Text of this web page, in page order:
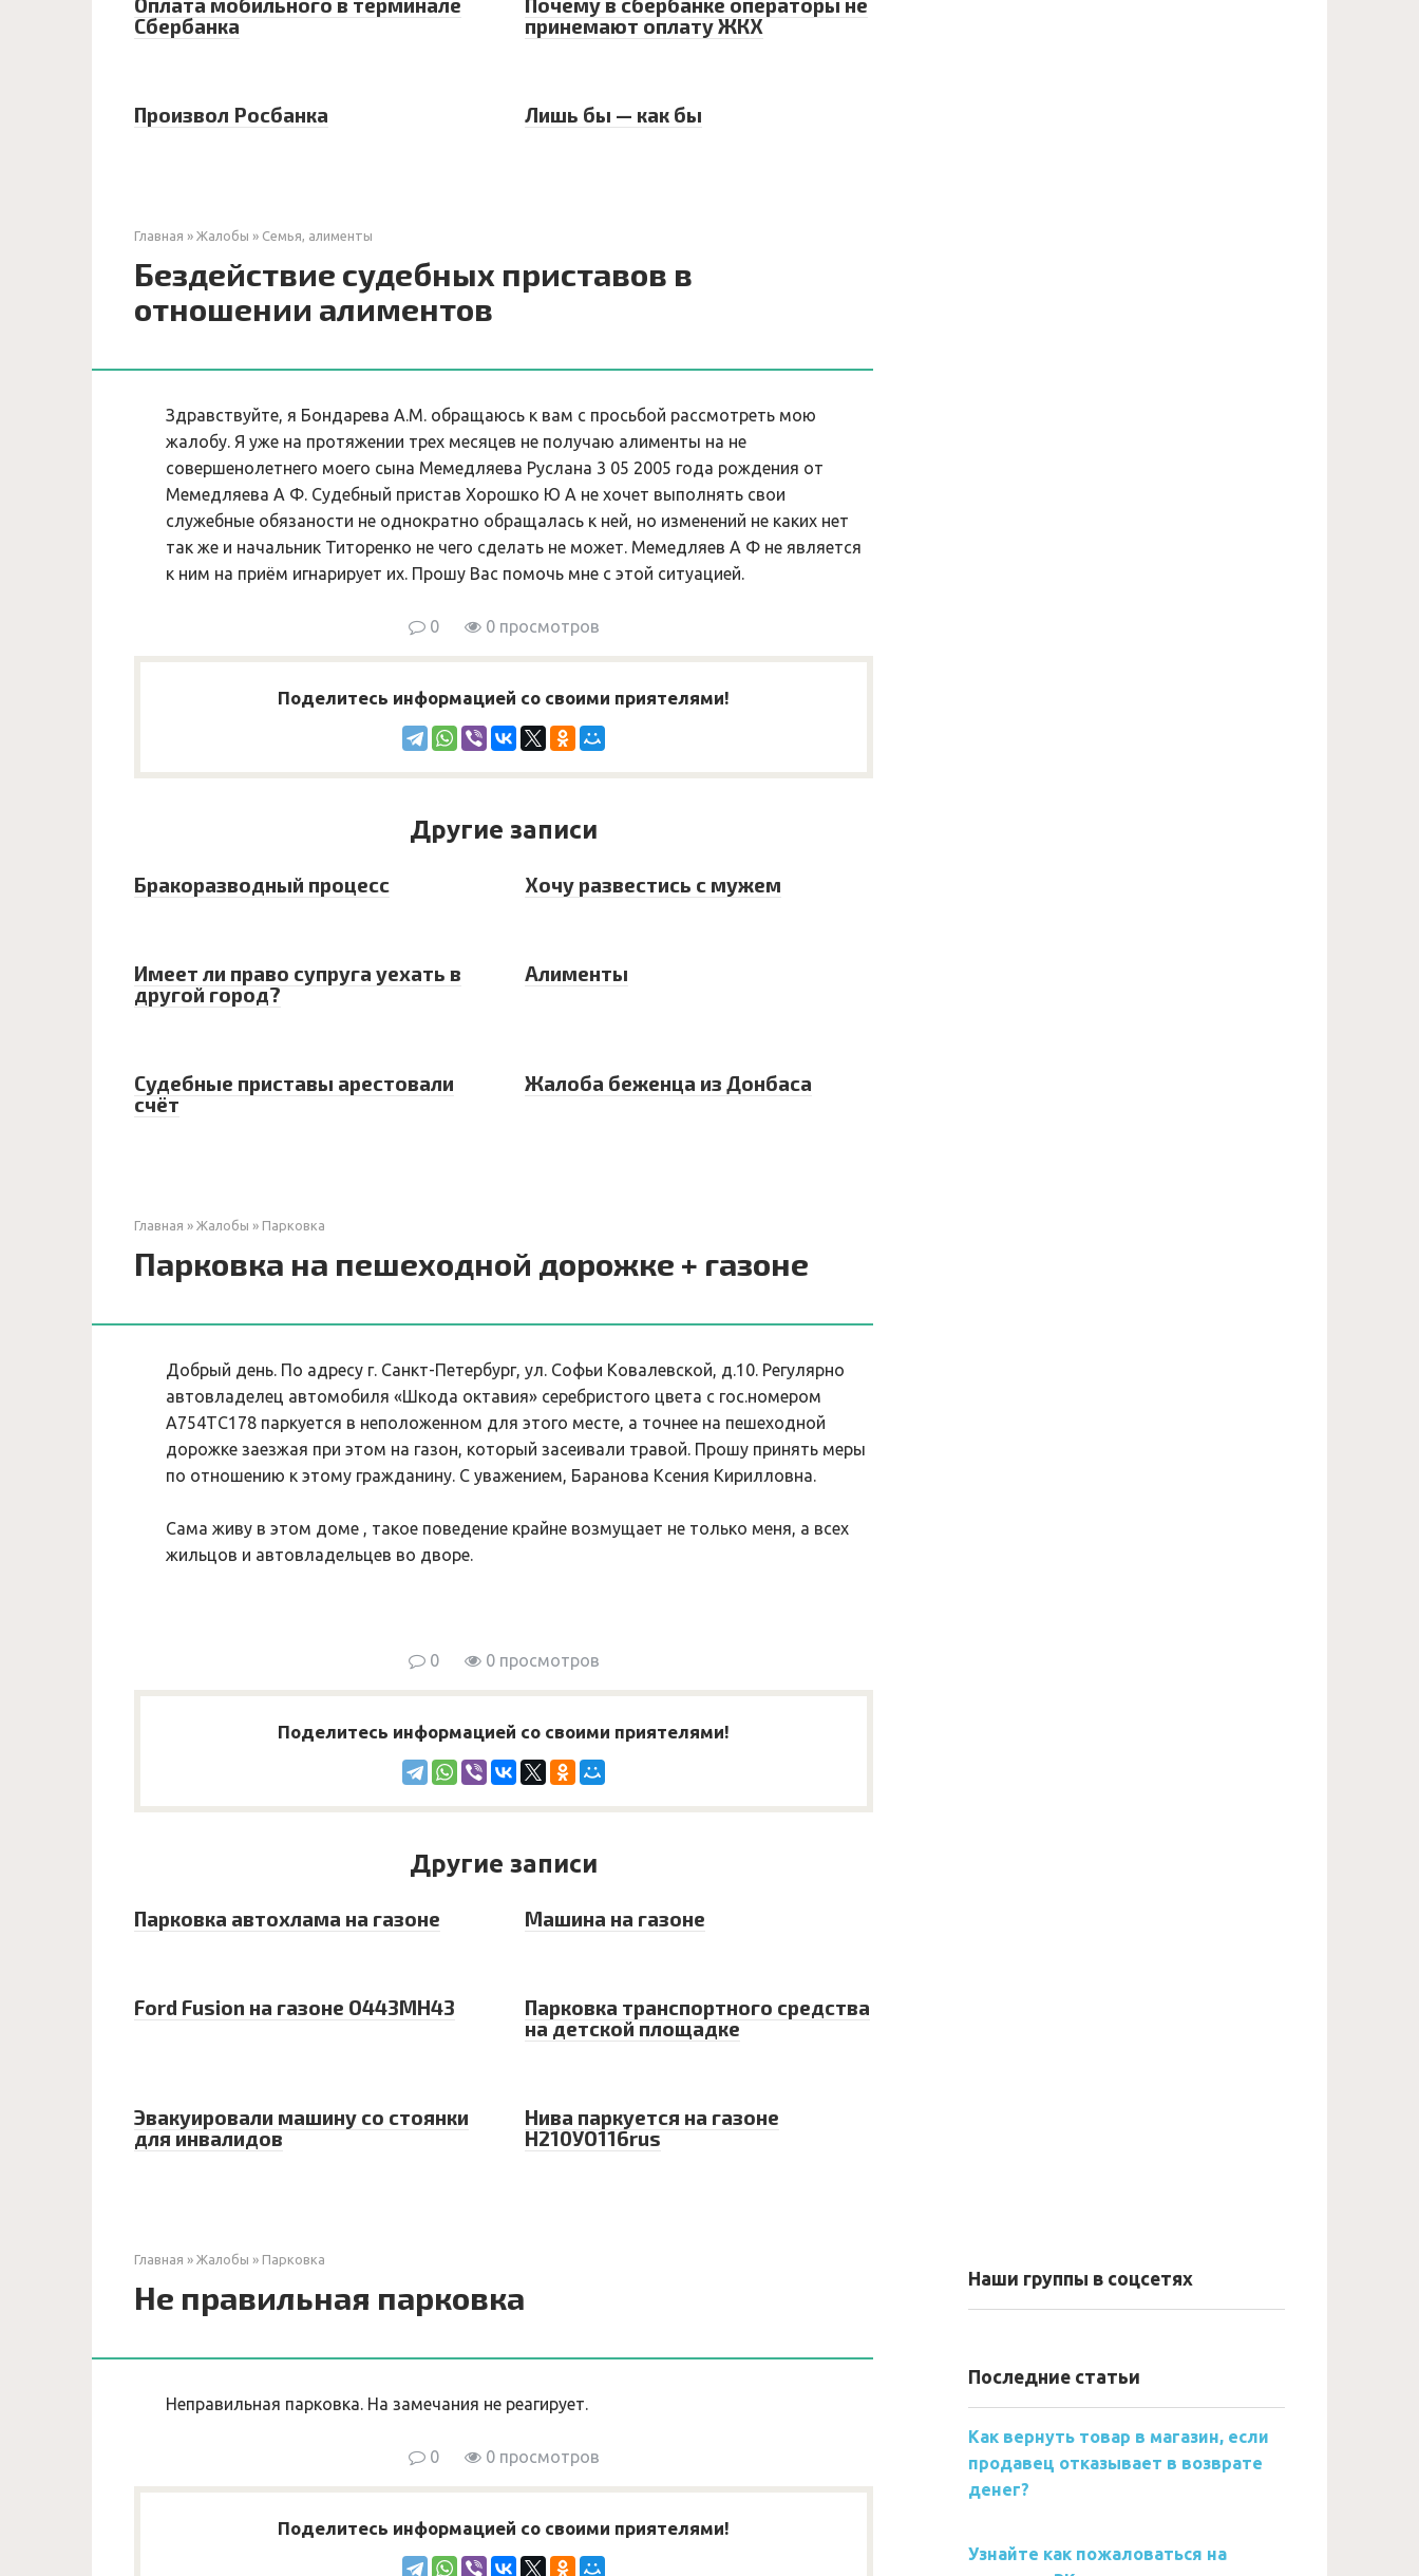
Сбербанка
принемают оплату ЖКХ
Произвол Росбанка Лишь бы — как бы
Главная » Жалобы » Семья, алименты
Бездействие судебных приставов в
отношении алиментов
Здравствуйте, я Бондарева А.М. обращаюсь к вам с просьбой рассмотреть мою
жалобу. Я уже на протяжении трех месяцев не получаю алименты на не
совершенолетнего моего сына Мемедляева Руслана 3 05 2005 года рождения от
Мемедляева А Ф. Судебный пристав Хорошко Ю А не хочет выполнять свои
служебные обязаности не однократно обращалась к ней, но изменений не каких нет
так же и начальник Титоренко не чего сделать не может. Мемедляев А Ф не является
к ним на приём игнарирует их. Прошу Вас помочь мне с этой ситуацией.
0 0 просмотров
Поделитесь информацией со своими приятелями!
Другие записи
Бракоразводный процесс Хочу развестись с мужем
Имеет ли право супруга уехать в
другой город?
Алименты
Судебные приставы арестовали
счёт
Жалоба беженца из Донбаса
Главная » Жалобы » Парковка
Парковка на пешеходной дорожке + газоне
Добрый день. По адресу г. Санкт-Петербург, ул. Софьи Ковалевской, д.10. Регулярно
автовладелец автомобиля «Шкода октавия» серебристого цвета с гос.номером
А754ТС178 паркуется в неположенном для этого месте, а точнее на пешеходной
дорожке заезжая при этом на газон, который засеивали травой. Прошу принять меры
по отношению к этому гражданину. С уважением, Баранова Ксения Кирилловна.
Сама живу в этом доме , такое поведение крайне возмущает не только меня, а всех
жильцов и автовладельцев во дворе.
0 0 просмотров
Поделитесь информацией со своими приятелями!
Другие записи
Парковка автохлама на газоне Машина на газоне
Ford Fusion на газоне O443MH43
Парковка транспортного средства
на детской площадке
Эвакуировали машину со стоянки
для инвалидов
Нива паркуется на газоне
Н210УО116rus
Главная » Жалобы » Парковка
Не правильная парковка
Неправильная парковка. На замечания не реагирует.
0 0 просмотров
Поделитесь информацией со своими приятелями!
Наши группы в соцсетях
Последние статьи
Как вернуть товар в магазин, если
продавец отказывает в возврате
денег?
Узнайте как пожаловаться на